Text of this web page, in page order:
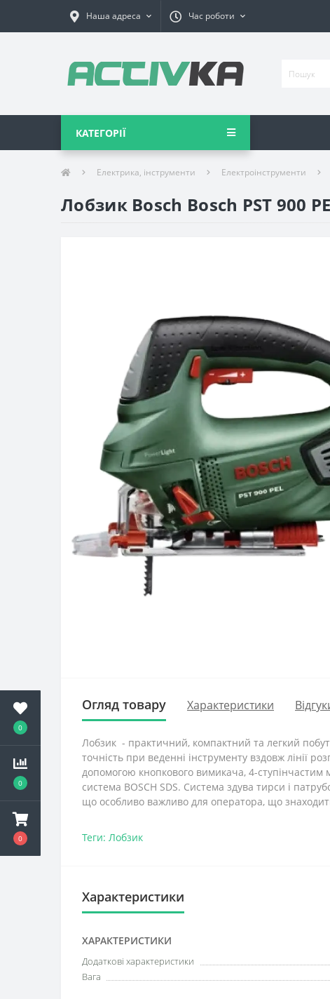
0
0
0
Наша адреса Час роботи
КАТЕГОРІЇ
Електрика, інструменти Електроінструменти
Лобзик Bosch Bosch PST 900
Огляд товару Характеристики
Лобзик - практичний, компактний та легкий
точність при веденні інструменту вздовж лінії
допомогою кнопкового вимикача, 4-ступінчастим
система BOSCH SDS. Система здува тирси і
що особливо важливо для оператора, що
Теги: Лобзик
Характеристики
ХАРАКТЕРИСТИКИ
Додаткові характеристики
Вага